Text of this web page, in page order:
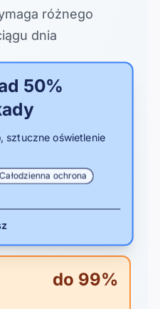
różnego
dnia
50%
sztuczne oświetlenie
Całodzienna ochrona
do 99%